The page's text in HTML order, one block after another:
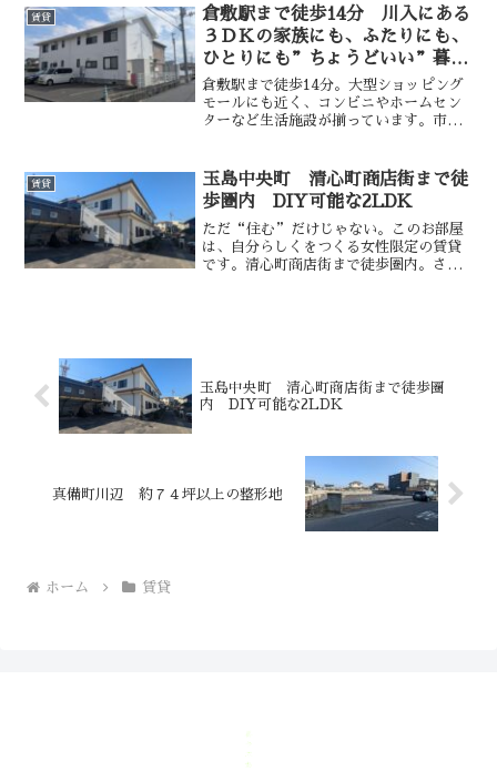
す。また、倉敷中央病院にも近く「仕事
で病院関係にお勤めの方」、
賃貸
倉敷駅まで徒歩14分 川入にある
３ＤＫの家族にも、ふたりにも、
ひとりにも”ちょうどいい”暮ら
し
倉敷駅まで徒歩14分。大型ショッピング
モールにも近く、コンビニやホームセン
ターなど生活施設が揃っています。市街
で、家族でゆったり、二人暮らしで部屋
を分けたいカップル、荷
賃貸
玉島中央町 清心町商店街まで徒
歩圏内 DIY可能な2LDK
ただ“住む”だけじゃない。このお部屋
は、自分らしくをつくる女性限定の賃貸
です。清心町商店街まで徒歩圏内。さら
玉島中央町 清心町商店街まで徒歩圏
内 DIY可能な2LDK
真備町川辺 約７４坪以上の整形地
ホーム 賃貸